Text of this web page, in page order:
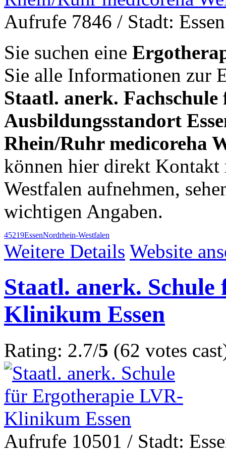
Aufrufe 7846 / Stadt: Essen
Sie suchen eine
Sie alle Informationen zur
Staatl. anerk.
Ausbildungsstandort
Rhein/Ruhr medicoreha
können hier direkt
Westfalen aufnehmen,
wichtigen Angaben.
45219EssenNordrhein-Westfalen
Weitere Details Website
Staatl. anerk.
Klinikum Essen
Rating: 2.7/5 (62 votes
Aufrufe 10501 / Stadt: